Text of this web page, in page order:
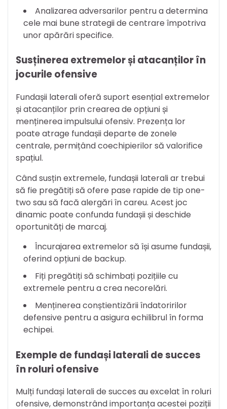
Analizarea adversarilor pentru a determina
cele mai bune strategii de centrare împotriva
unor apărări specifice.
Susținerea extremelor și atacanților în
jocurile ofensive
Fundașii laterali oferă suport esențial extremelor
și atacanților prin crearea de opțiuni și
menținerea impulsului ofensiv. Prezența lor
poate atrage fundașii departe de zonele
centrale, permițând coechipierilor să valorifice
spațiul.
Când susțin extremele, fundașii laterali ar trebui
să fie pregătiți să ofere pase rapide de tip one-
two sau să facă alergări în careu. Acest joc
dinamic poate confunda fundașii și deschide
oportunități de marcaj.
Încurajarea extremelor să își asume fundașii,
oferind opțiuni de backup.
Fiți pregătiți să schimbați pozițiile cu
extremele pentru a crea necorelări.
Menținerea conștientizării îndatoririlor
defensive pentru a asigura echilibrul în forma
echipei.
Exemple de fundași laterali de succes
în roluri ofensive
Mulți fundași laterali de succes au excelat în roluri
ofensive, demonstrând importanța acestei poziții